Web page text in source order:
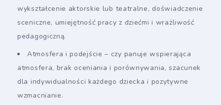
wykształcenie aktorskie lub teatralne, doświadczenie
sceniczne, umiejętność pracy z dziećmi i wrażliwość
pedagogiczną.
Atmosfera i podejście – czy panuje wspierająca
atmosfera, brak oceniania i porównywania, szacunek
dla indywidualności każdego dziecka i pozytywne
wzmacnianie.